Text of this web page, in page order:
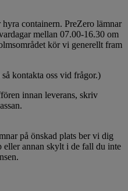
containern. PreZero lämnar
mellan 07.00-16.30 om
kör vi generellt fram
kontakta oss vid frågor.)
innan leverans, skriv
på önskad plats ber vi dig
eller annan skylt i de fall du inte